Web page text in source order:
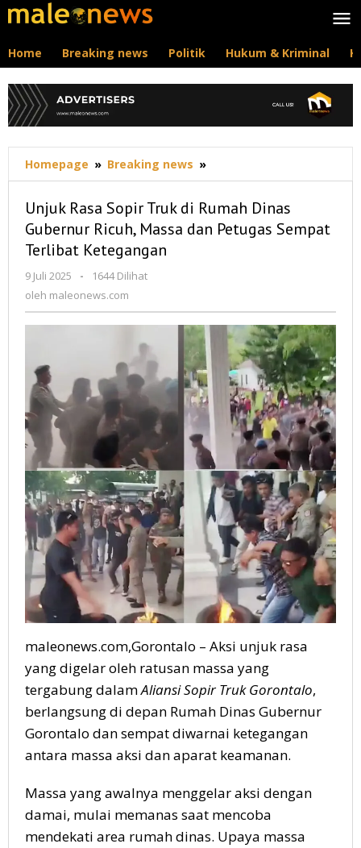
Lewati
ke
Home Breaking news Politik Hukum & Kriminal
Homepage » Breaking news »
Rasa
Truk
di
Massa
dan
Petugas
Sempat
Terlibat
Ketegangan
Unjuk Rasa Sopir Truk di Rumah Dinas
Gubernur Ricuh, Massa dan Petugas Sempat
Terlibat Ketegangan
9 Juli 2025
oleh
-
1644 Dilihat
oleh maleonews.com
maleonews.com,Gorontalo – Aksi unjuk rasa
yang digelar oleh ratusan massa yang
tergabung dalamAliansi Sopir Truk Gorontalo,
berlangsung di depan Rumah Dinas Gubernur
Gorontalo dan sempat diwarnai ketegangan
antara massa aksi dan aparat keamanan.
Massa yang awalnya menggelar aksi dengan
damai, mulai memanas saat mencoba
mendekati area rumah dinas. Upaya massa